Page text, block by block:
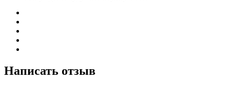
Написать отзыв